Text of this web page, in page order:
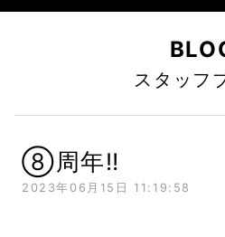
スタッフ
⑧周年‼︎
2023年06月15日 11:19:58